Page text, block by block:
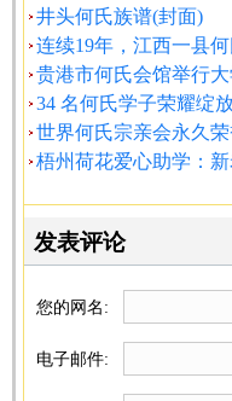
井头何氏族谱(封面)
连续19年，江西一县
贵港市何氏会馆举行
34 名何氏学子荣耀绽
世界何氏宗亲会永久
梧州荷花爱心助学：
发表评论
您的网名:
电子邮件: